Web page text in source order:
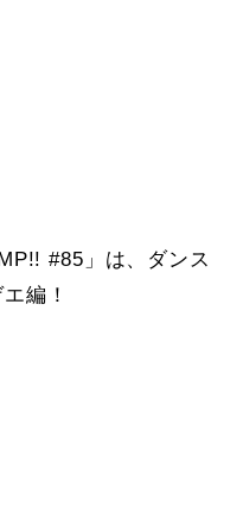
#85」は、ダンス
編！